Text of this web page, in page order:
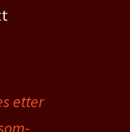
etter